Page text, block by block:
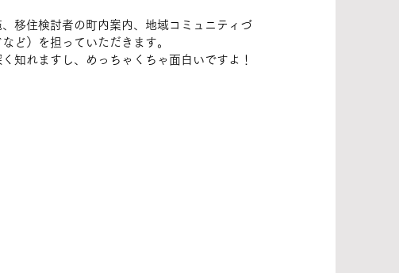
移住検討者の町内案内、地域コミュニティづ
ど）を担っていただきます。
知れますし、めっちゃくちゃ面白いですよ！